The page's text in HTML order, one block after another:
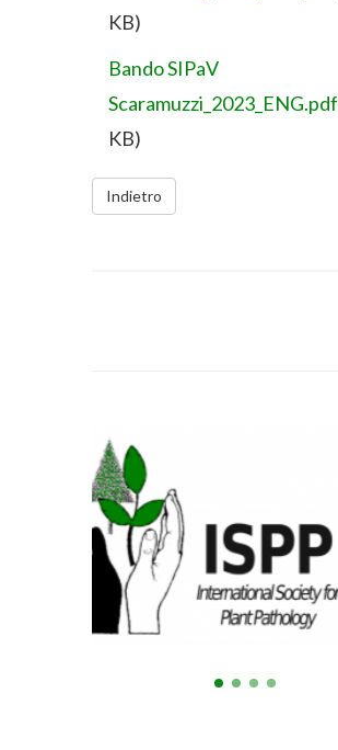
KB)
Bando SIPaV
Scaramuzzi_2023_ENG.pdf
KB)
Indietro